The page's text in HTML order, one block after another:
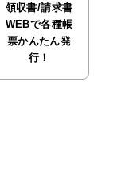
領収書/請求書
WEBで各種帳
票かんたん発
行！